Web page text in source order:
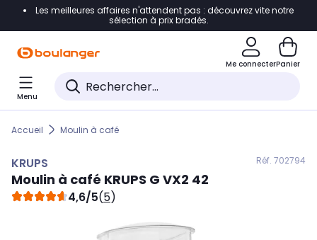
Accéder directement à la navigation
Accéder directement au pied de page
Accéder directement au chatbot
Les meilleures affaires n'attendent pas : découvrez vite notre
sélection à prix bradés.
Me connecterPanier
Menu
Accueil Moulin à café
KRUPS Réf. 702794
Moulin à café KRUPS G VX2 42
4,6/5(5)